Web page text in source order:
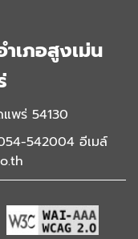
เภอสูงเม่น
แพร่ 54130
542004 อีเมล์